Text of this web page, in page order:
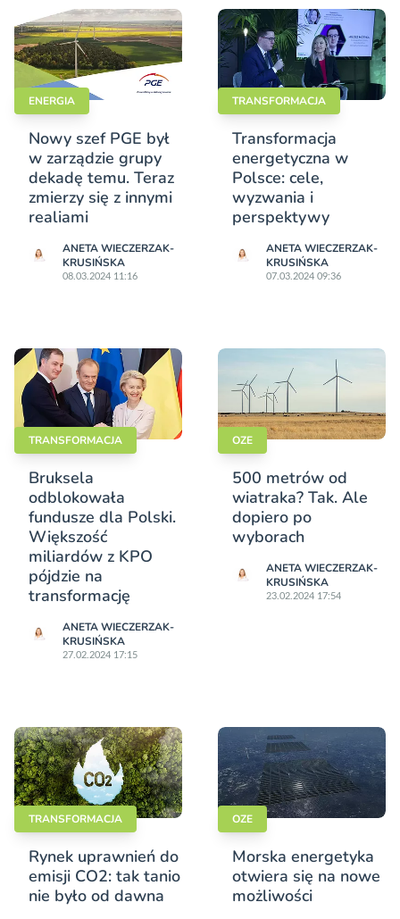
ENERGIA
Nowy szef PGE był
w zarządzie grupy
dekadę temu. Teraz
zmierzy się z innymi
realiami
ANETA WIECZERZAK-
KRUSIŃSKA
08.03.2024 11:16
TRANSFORMACJA
Transformacja
energetyczna w
Polsce: cele,
wyzwania i
perspektywy
ANETA WIECZERZAK-
KRUSIŃSKA
07.03.2024 09:36
TRANSFORMACJA
Bruksela
odblokowała
fundusze dla Polski.
Większość
miliardów z KPO
pójdzie na
transformację
ANETA WIECZERZAK-
KRUSIŃSKA
27.02.2024 17:15
OZE
500 metrów od
wiatraka? Tak. Ale
dopiero po
wyborach
ANETA WIECZERZAK-
KRUSIŃSKA
23.02.2024 17:54
TRANSFORMACJA
Rynek uprawnień do
emisji CO2: tak tanio
nie było od dawna
OZE
Morska energetyka
otwiera się na nowe
możliwości